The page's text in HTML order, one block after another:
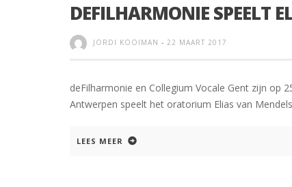
DEFILHARMONIE SPEELT
JORDI KOOIMAN - 22 MAART 2017
deFilharmonie en Collegium Vocale Gent zijn op
Antwerpen speelt het oratorium Elias van
LEES MEER